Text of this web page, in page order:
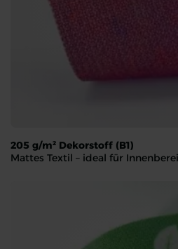
205 g/m² Dekorstoff (B1)
Mattes Textil – ideal für